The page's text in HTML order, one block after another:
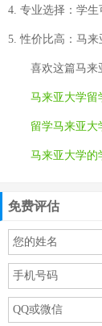
4. 专业选择：学生
5. 性价比高：马来
喜欢这篇马来
马来亚大学留
留学马来亚大
马来亚大学的
免费评估